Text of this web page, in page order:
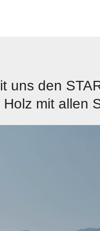
uns den
Holz mit allen